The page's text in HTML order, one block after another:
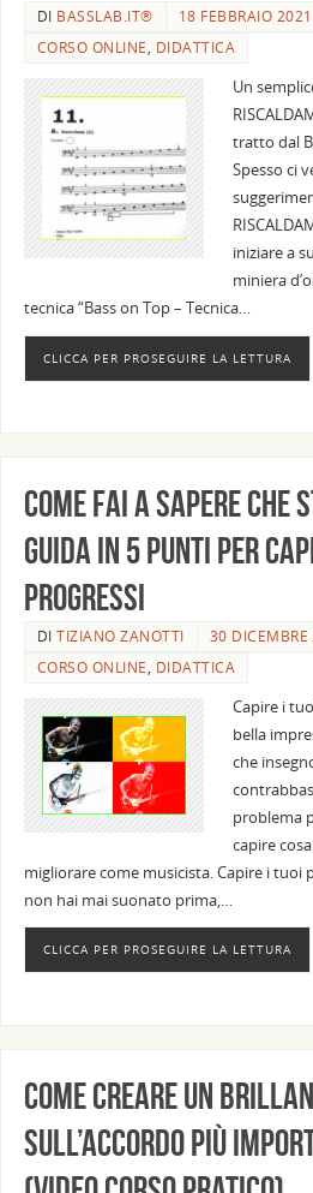
DI BASSLAB.IT®
18 FEBBRAIO 2021
CORSO ONLINE, DIDATTICA
Un
tratto dal
Spesso ci
iniziare a
miniera
tecnica “Bass on Top – Tecnica…
CLICCA PER PROSEGUIRE LA LETTURA
Come fai a sapere che
Guida in 5 punti per
progressi
DITIZIANO ZANOTTI
30
CORSO ONLINE, DIDATTICA
Capire i
bella
che
problema
capire
migliorare come musicista. Capire i tuoi
non hai mai suonato prima,…
CLICCA PER PROSEGUIRE LA LETTURA
Come creare un
sull’accordo più